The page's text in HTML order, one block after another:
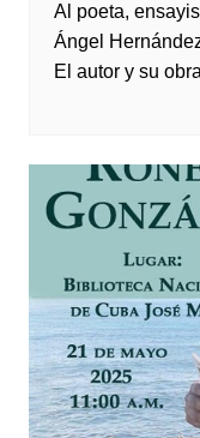
Al poeta,
Ángel
El autor y su